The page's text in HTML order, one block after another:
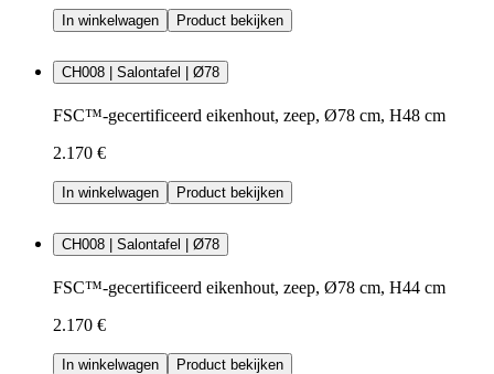
In winkelwagen Product bekijken
CH008 | Salontafel | Ø78
FSC™-gecertificeerd eikenhout, zeep, Ø78 cm, H48 cm
2.170 €
In winkelwagen Product bekijken
CH008 | Salontafel | Ø78
FSC™-gecertificeerd eikenhout, zeep, Ø78 cm, H44 cm
2.170 €
In winkelwagen Product bekijken